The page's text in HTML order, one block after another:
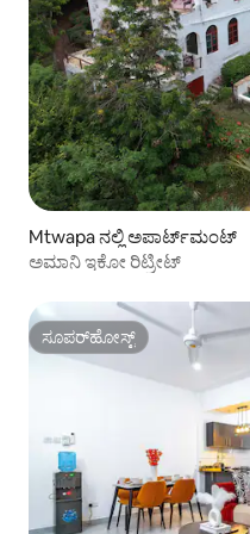
Mtwapa ನಲ್ಲಿ ಅಪಾರ್ಟ್‌ಮಂಟ್
ಅಮಾನಿ ಇಕೋ ರಿಟ್ರೀಟ್
ಸೂಪರ್‌ಹೋಸ್ಟ್
ಸೂಪರ್‌ಹೋಸ್ಟ್